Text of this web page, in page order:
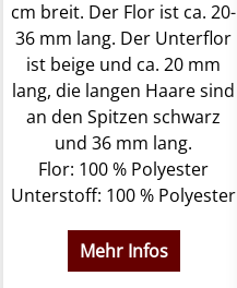
cm breit. Der Flor ist ca. 20-
36 mm lang. Der Unterflor
ist beige und ca. 20 mm
lang, die langen Haare sind
an den Spitzen schwarz
und 36 mm lang.
Flor: 100 % Polyester
Unterstoff: 100 % Polyester
Mehr Infos